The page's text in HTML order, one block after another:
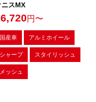
ニスMX
円〜
国産車 アルミホイール
シャープ スタイリッシュ
メッシュ